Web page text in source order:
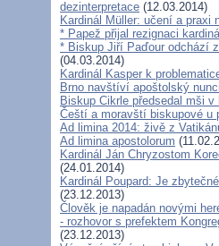
dezinterpretace (12.03.2014)
Kardinál Müller: učení a praxi
* Papež přijal rezignaci
* Biskup Jiří Paďour odchází
(04.03.2014)
Kardinál Kasper k
Brno navštíví apoštolský
Biskup Cikrle předsedal mši
Čeští a moravští biskupové u
Ad limina 2014: živě z
Ad limina apostolorum
Kardinál Ján Chryzostom
(24.01.2014)
Kardinál Poupard: Je
(23.12.2013)
Člověk je napadán novými
- rozhovor s prefektem
(23.12.2013)